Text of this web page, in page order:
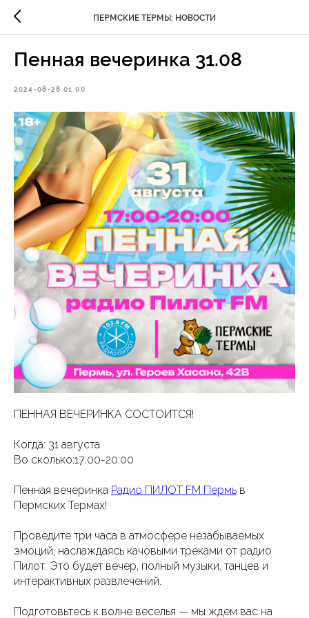
ПЕРМСКИЕ ТЕРМЫ: НОВОСТИ
Пенная вечеринка 31.08
2024-08-28 01:00
ПЕННАЯ ВЕЧЕРИНКА СОСТОИТСЯ!
Когда: 31 августа
Во сколько:17:00-20:00
Пенная вечеринка Радио ПИЛОТ FM Пермь в
Пермских Термах!
Проведите три часа в атмосфере незабываемых
эмоций, наслаждаясь качовыми треками от радио
Пилот. Это будет вечер, полный музыки, танцев и
интерактивных развлечений.
Подготовьтесь к волне веселья — мы ждем вас на